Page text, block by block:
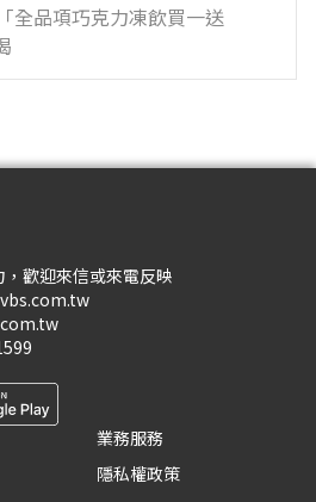
全品項巧克力凍飲買一送
歡迎來信或來電反映
業務服務
隱私權政策